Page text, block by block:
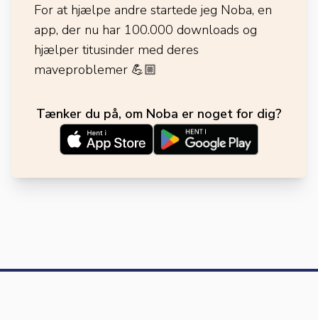
For at hjælpe andre startede jeg Noba, en
app, der nu har 100.000 downloads og
hjælper titusinder med deres
maveproblemer 💪🏼
Tænker du på, om Noba er noget for dig?